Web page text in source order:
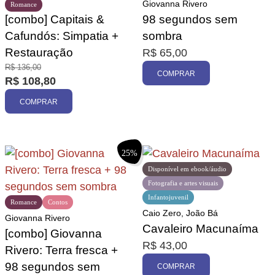
Romance
[combo] Capitais &
Cafundós: Simpatia +
Restauração
R$136,00
R$ 108,80
COMPRAR
Giovanna Rivero
98 segundos sem
sombra
R$ 65,00
COMPRAR
25%
Contos
Romance
Giovanna Rivero
[combo] Giovanna
Rivero: Terra fresca +
98 segundos sem
Disponível em ebook/áudio
Fotografia e artes visuais
Infantojuvenil
Caio Zero, João Bá
Cavaleiro Macunaíma
R$ 43,00
COMPRAR